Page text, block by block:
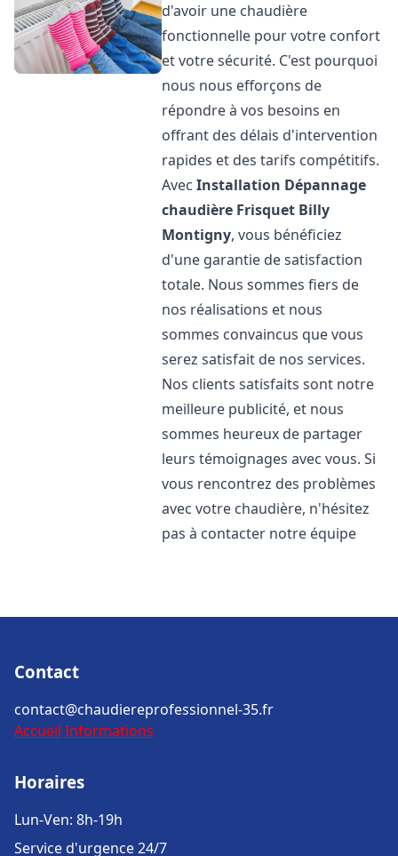
d'avoir une chaudière
fonctionnelle pour votre confort
et votre sécurité. C'est pourquoi
nous nous efforçons de
répondre à vos besoins en
offrant des délais d'intervention
rapides et des tarifs compétitifs.
AvecInstallation Dépannage
chaudière Frisquet Billy
Montigny, vous bénéficiez
d'une garantie de satisfaction
totale. Nous sommes fiers de
nos réalisations et nous
sommes convaincus que vous
serez satisfait de nos services.
Nos clients satisfaits sont notre
meilleure publicité, et nous
sommes heureux de partager
leurs témoignages avec vous. Si
vous rencontrez des problèmes
avec votre chaudière, n'hésitez
pas à contacter notre équipe
Contact
contact@chaudiereprofessionnel-35.fr
Accueil Informations
Horaires
Lun-Ven: 8h-19h
Service d'urgence 24/7